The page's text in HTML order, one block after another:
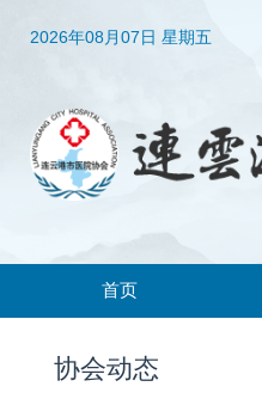
2026年08月07日 星期五
首页
协会动态